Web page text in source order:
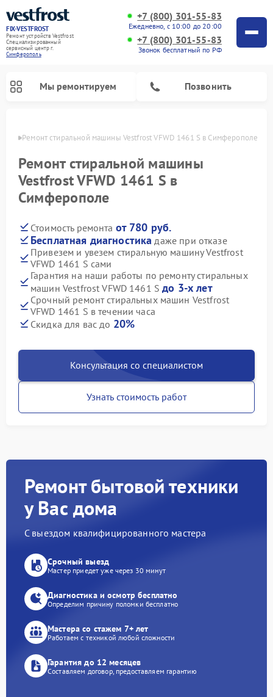
FIX-VESTFROST
Ремонт устройств Vestfrost
Специализированный
cервисный центр г.
Симферополь
+7 (800) 301-55-83
Ежедневно, с 10:00 до 20:00
+7 (800) 301-55-83
Звонок бесплатный по РФ
Мы ремонтируем Позвонить
Ремонт стиральной машины Vestfrost VFWD 1461 S в Симферополе
Ремонт стиральной машины
Vestfrost VFWD 1461 S в
Симферополе
Стоимость ремонта от 780 руб.
Бесплатная диагностика даже при отказе
Привезем и увезем стиральную машину Vestfrost
VFWD 1461 S сами
Гарантия на наши работы по ремонту стиральных
машин Vestfrost VFWD 1461 Sдо 3-х лет
Срочный ремонт стиральных машин Vestfrost
VFWD 1461 S в течении часа
Скидка для вас до 20%
Консультация со специалистом
Узнать стоимость работ
Ремонт бытовой техники
у Вас дома
С выездом квалифицированного мастера
Срочный выезд
Мастер приедет уже через 30 минут
Диагностика и осмотр бесплатно
Определим причину поломки бесплатно
Мастера со стажем 7+ лет
Работаем с техникой любой сложности
Гарантия до 12 месяцев
Составляем договор, предоставляем гарантию